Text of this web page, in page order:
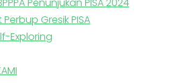
Gresik PISA
Exploring